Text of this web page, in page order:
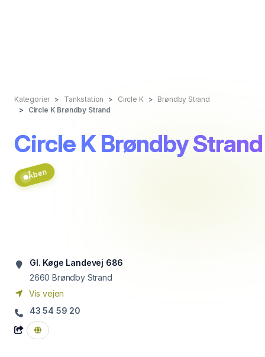
Kategorier Tankstation Circle K
Brøndby Strand
Circle K Brøndby Strand
Circle K Brøndby Strand
Åben
Gl. Køge Landevej 686
2660 Brøndby Strand
Vis vejen
43 54 59 20